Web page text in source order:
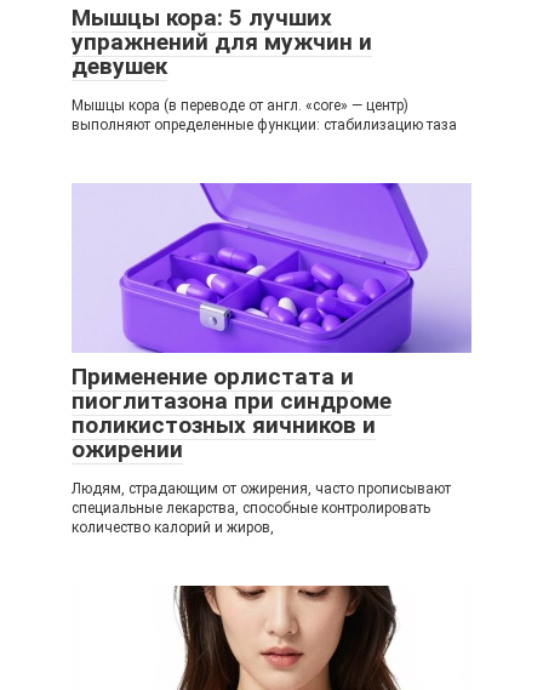
Мышцы кора: 5 лучших
упражнений для мужчин и
девушек
Мышцы кора (в переводе от англ. «core» — центр)
выполняют определенные функции: стабилизацию таза
Применение орлистата и
пиоглитазона при синдроме
поликистозных яичников и
ожирении
Людям, страдающим от ожирения, часто прописывают
специальные лекарства, способные контролировать
количество калорий и жиров,